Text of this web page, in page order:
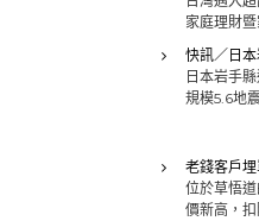
家庭理財
快訊／日
日本岩手
規模5.6地
老錢客戶
位於草悟
價新高，